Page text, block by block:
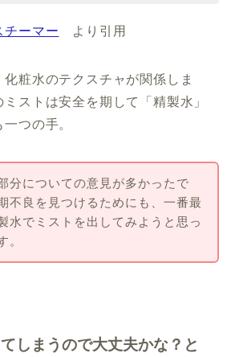
チーマー より引用
粧水のテクスチャが関係しま
ストは安全を期して「精製水」
つの手。
分についての意見が多かったで
不良を見つけるためにも、一番最
水でミストを出してみようと思っ
。
しまうので大丈夫かな？と